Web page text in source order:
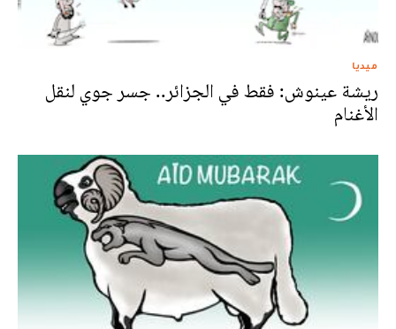
ميديا
ريشة عينوش: فقط في الجزائر.. جسر جوي لنقل
الأغنام